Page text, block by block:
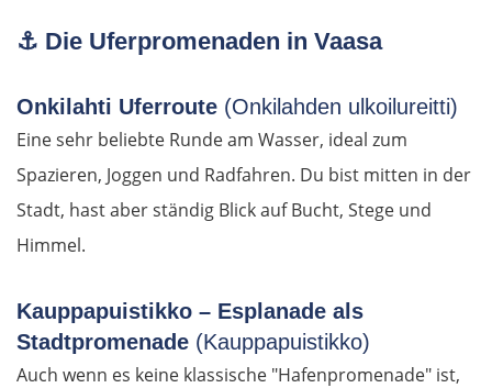
⚓ Die Uferpromenaden in Vaasa
Onkilahti Uferroute (Onkilahden ulkoilureitti)
Eine sehr beliebte Runde am Wasser, ideal zum
Spazieren, Joggen und Radfahren. Du bist mitten in der
Stadt, hast aber ständig Blick auf Bucht, Stege und
Himmel.
Kauppapuistikko – Esplanade als
Stadtpromenade (Kauppapuistikko)
Auch wenn es keine klassische "Hafenpromenade" ist,
Toulon
Marseille
Avignon
Béziers